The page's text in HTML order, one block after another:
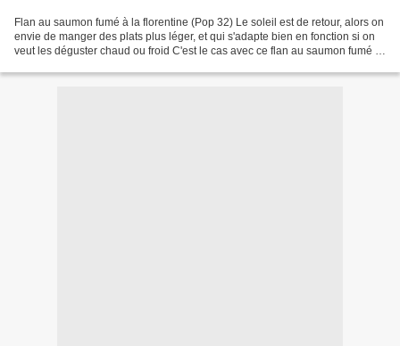
Flan au saumon fumé à la florentine (Pop 32) Le soleil est de retour, alors on
envie de manger des plats plus léger, et qui s'adapte bien en fonction si on
veut les déguster chaud ou froid C'est le cas avec ce flan au saumon fumé à